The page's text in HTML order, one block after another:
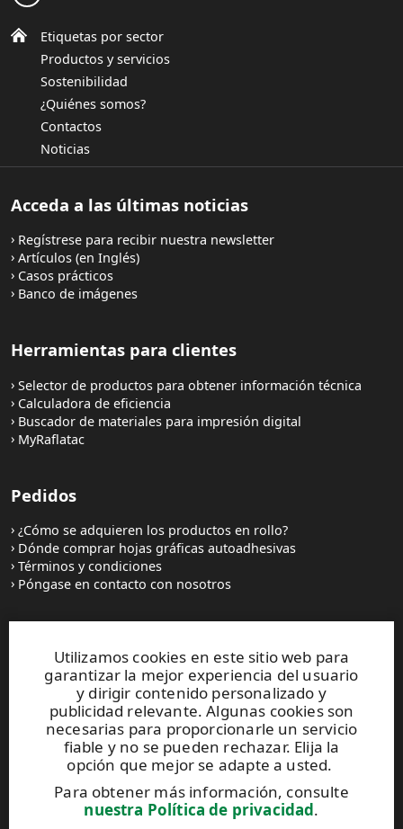
Utilizamos cookies en este sitio web para
garantizar la mejor experiencia del usuario
y dirigir contenido personalizado y
publicidad relevante. Algunas cookies son
necesarias para proporcionarle un servicio
fiable y no se pueden rechazar. Elija la
opción que mejor se adapte a usted.
Para obtener más información, consulte
nuestra Política de privacidad.
Etiquetas por sector
Productos y servicios
Sostenibilidad
¿Quiénes somos?
Contactos
Noticias
Acceda a las últimas noticias
Regístrese para recibir nuestra newsletter
Artículos (en Inglés)
Casos prácticos
Banco de imágenes
Herramientas para clientes
Selector de productos para obtener información técnica
Calculadora de eficiencia
Buscador de materiales para impresión digital
MyRaflatac
Pedidos
¿Cómo se adquieren los productos en rollo?
Dónde comprar hojas gráficas autoadhesivas
Términos y condiciones
Póngase en contacto con nosotros
UPM Raflatac Graphics Solutions
UPM Raflatac Office Products
UPM Raflatac Industrial Removables
Contactos
Este sitio está protegido por reCAPTCHA y se aplican
Política de privacidad y losTérminos de servicio